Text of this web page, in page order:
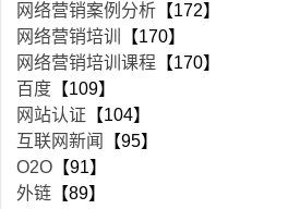
网络营销案例分析 【172】
网络营销培训
【170】
网络营销培训课程 【170】
百度 【109】
网站认证 【104】
互联网新闻
【95】
O2O 【91】
外链 【89】